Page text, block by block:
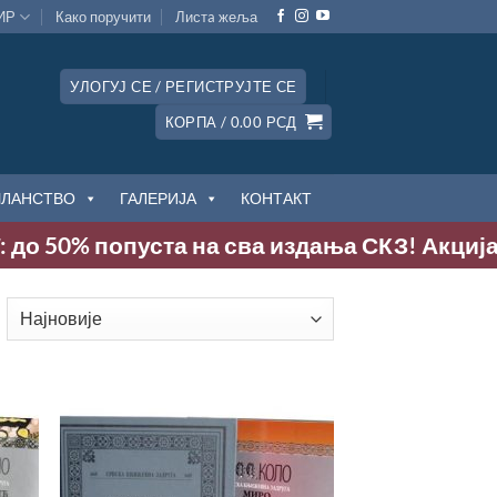
Како поручити Листa жеља
УЛОГУЈ СЕ / РЕГИСТРУЈТЕ СЕ
КОРПА / 0.00 РСД
ГАЛЕРИЈА КОНТАКТ
50% попуста на сва издања СКЗ! Акција
у
Додај
у
Листу
жеља